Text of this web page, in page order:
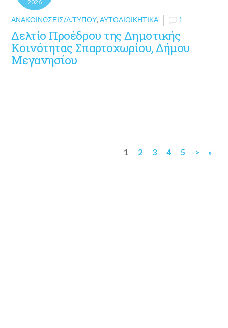
2026
ΑΝΑΚΟΙΝΏΣΕΙΣ/Δ.ΤΎΠΟΥ,ΑΥΤΟΔΙΟΙΚΗΤΙΚΆ 1
Δελτίο Προέδρου της Δημοτικής
Κοινότητας Σπαρτοχωρίου, Δήμου
Μεγανησίου
1 2 3 4 5 > »